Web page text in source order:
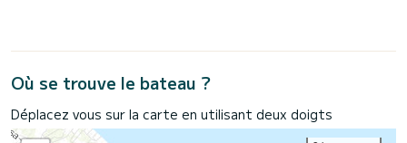
Où se trouve le bateau ?
Déplacez vous sur la carte en utilisant deux doigts